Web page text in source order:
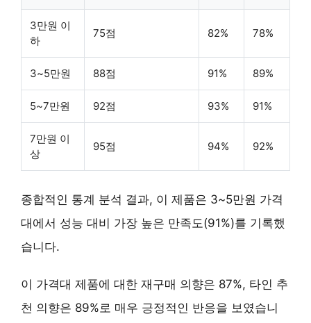
3만원 이
하
75점 82% 78%
3~5만원 88점 91% 89%
5~7만원 92점 93% 91%
7만원 이
상
95점 94% 92%
종합적인 통계 분석 결과, 이 제품은 3~5만원 가격
대에서 성능 대비 가장 높은 만족도(91%)를 기록했
습니다.
이 가격대 제품에 대한 재구매 의향은 87%, 타인 추
천 의향은 89%로 매우 긍정적인 반응을 보였습니